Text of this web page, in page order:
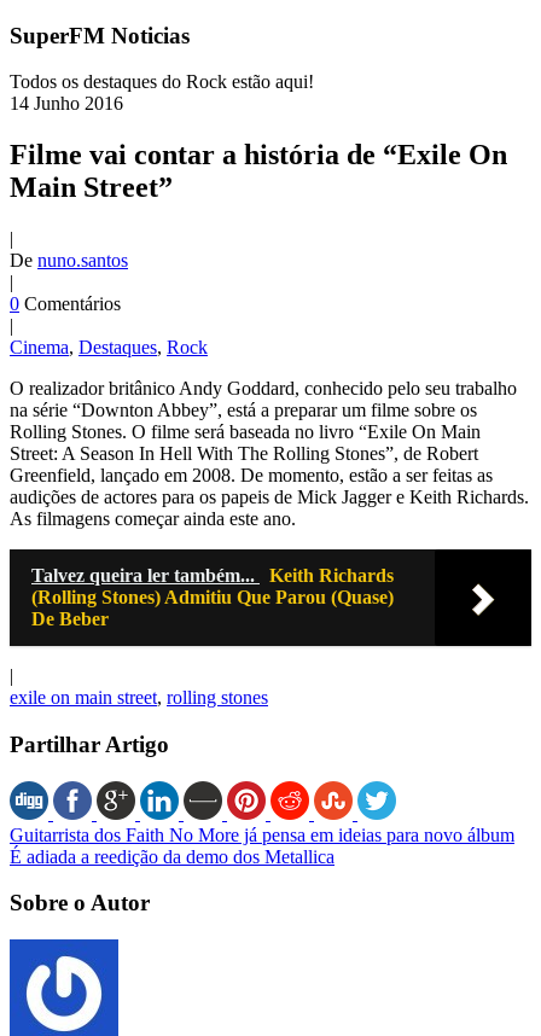
SuperFM Noticias
Todos os destaques do Rock estão aqui!
14 Junho 2016
Filme vai contar a história de “Exile On
Main Street”
|
De nuno.santos
|
0 Comentários
|
Cinema, Destaques, Rock
O realizador britânico Andy Goddard, conhecido pelo seu trabalho
na série “Downton Abbey”, está a preparar um filme sobre os
Rolling Stones. O filme será baseada no livro “Exile On Main
Street: A Season In Hell With The Rolling Stones”, de Robert
Greenfield, lançado em 2008. De momento, estão a ser feitas as
audições de actores para os papeis de Mick Jagger e Keith Richards.
As filmagens começar ainda este ano.
Talvez queira ler também...
Keith Richards
(Rolling Stones) Admitiu Que Parou (Quase)
De Beber
|
exile on main street, rolling stones
Partilhar Artigo
Guitarrista dos Faith No More já pensa em ideias para novo álbum
É adiada a reedição da demo dos Metallica
Sobre o Autor